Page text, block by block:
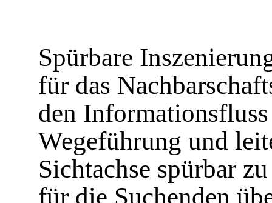
Spürbare
für das
den
Wegeführung und
Sichtachse spürbar
für die Suchenden